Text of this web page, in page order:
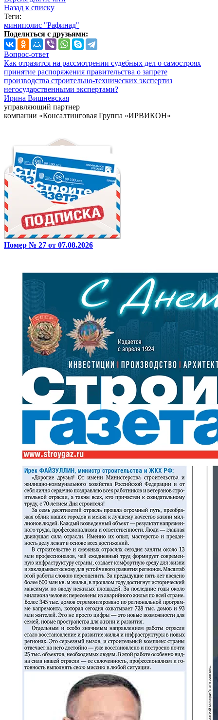
Назад к списку
Теги:
миниполис "Рафинад"
Поделиться с друзьями:
Вопрос-ответ
Как отразится на рассмотрении судебных дел о самостроях
принятие распоряжения правительства о запрете
производства строительно-технических экспертиз
негосударственными экспертами?
Ирина Вишневская
управляющий партнер
компании «Консалтинговая Группа «ИРВИКОН»
Номер № 27 от 07.08.2026